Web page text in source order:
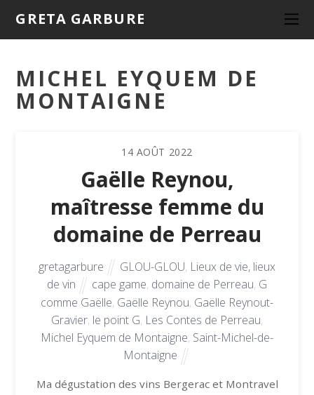
GRETA GARBURE
MICHEL EYQUEM DE
MONTAIGNE
14 AOÛT 2022
Gaëlle Reynou,
maîtresse femme du
domaine de Perreau
gretagarbure GLOU-GLOU, Lieux de vie, lieux
de vin
cape game, domaine de Perreau, G
comme Gaëlle, Gaëlle Reynou, Gaëlle Reynout-
Gravier, le point G, Les Contes de Perreau,
Michel Eyquem de Montaigne, Saint-Michel-de-
Montaigne
Ma dégustation des vins Bergerac et Montravel